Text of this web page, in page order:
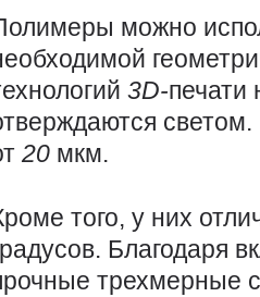
можно
3D-печати
20 мкм.
того, у них
Благодаря
трехмерные